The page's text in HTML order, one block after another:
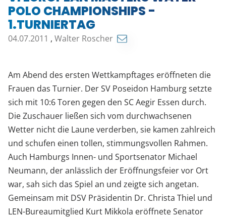
POLO CHAMPIONSHIPS -
1.TURNIERTAG
04.07.2011 , Walter Roscher
Am Abend des ersten Wettkampftages eröffneten die
Frauen das Turnier. Der SV Poseidon Hamburg setzte
sich mit 10:6 Toren gegen den SC Aegir Essen durch.
Die Zuschauer ließen sich vom durchwachsenen
Wetter nicht die Laune verderben, sie kamen zahlreich
und schufen einen tollen, stimmungsvollen Rahmen.
Auch Hamburgs Innen- und Sportsenator Michael
Neumann, der anlässlich der Eröffnungsfeier vor Ort
war, sah sich das Spiel an und zeigte sich angetan.
Gemeinsam mit DSV Präsidentin Dr. Christa Thiel und
LEN-Bureaumitglied Kurt Mikkola eröffnete Senator